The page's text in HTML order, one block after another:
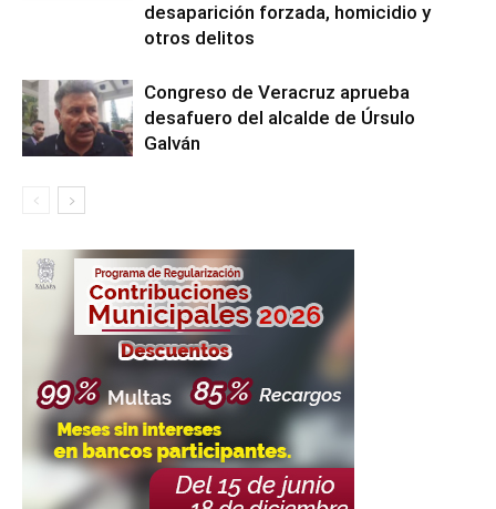
desaparición forzada, homicidio y
otros delitos
Congreso de Veracruz aprueba
desafuero del alcalde de Úrsulo
Galván